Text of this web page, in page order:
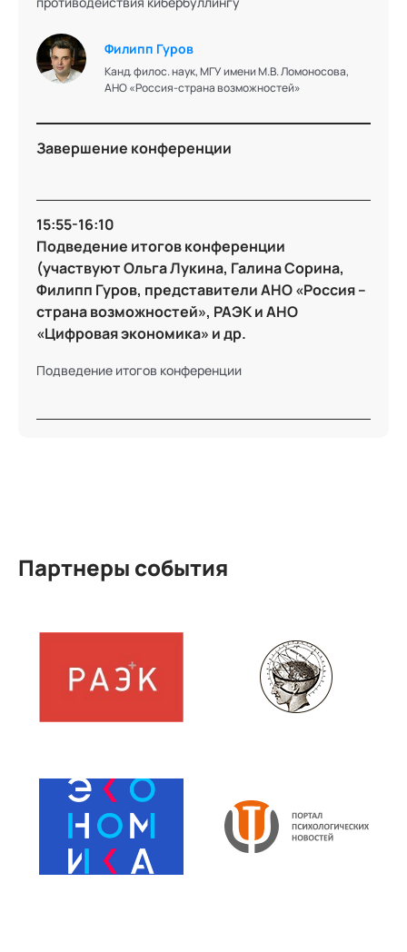
Филипп Гуров
Канд. филос. наук, МГУ имени М.В. Ломоносова,
АНО «Россия-страна возможностей»
Завершение конференции
15:55-16:10
Подведение итогов конференции
(участвуют Ольга Лукина, Галина Сорина,
Филипп Гуров, представители АНО «Россия –
страна возможностей», РАЭК и АНО
«Цифровая экономика» и др.
Подведение итогов конференции
Партнеры события